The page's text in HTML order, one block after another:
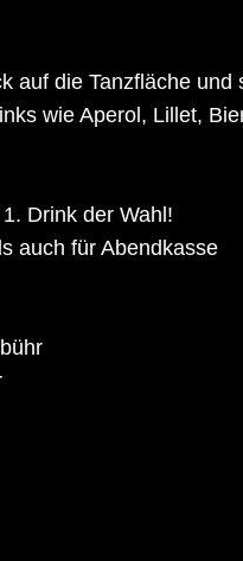
auf die Tanzfläche
wie Aperol, Lillet,
Drink der Wahl!
auch für Abendkasse